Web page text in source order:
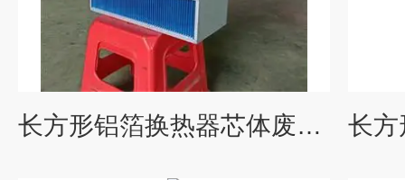
长方形铝箔换热器芯体废气余热回收器